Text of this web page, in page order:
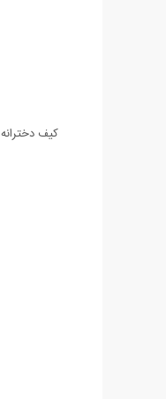
کیف دخترانه Nike مدل Doriana جنسی از برزنت با کیفیت بالا، دوخت تمیز و ظاهری زیبا دارد و دارای رنگ بندی سبز و سورمه ای و مشکی می باشد.